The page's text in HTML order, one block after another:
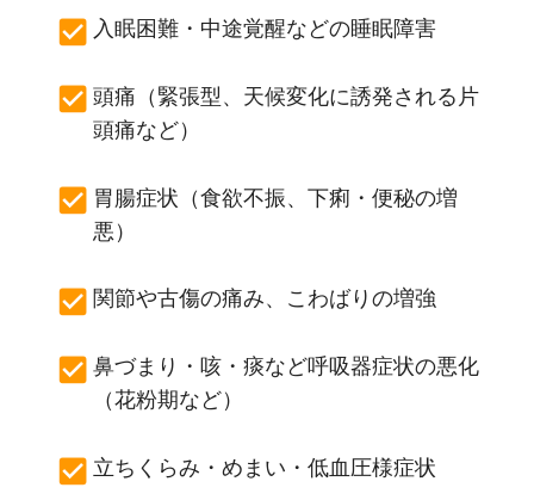
入眠困難・中途覚醒などの睡眠障害
頭痛（緊張型、天候変化に誘発される片
頭痛など）
胃腸症状（食欲不振、下痢・便秘の増
悪）
関節や古傷の痛み、こわばりの増強
鼻づまり・咳・痰など呼吸器症状の悪化
（花粉期など）
立ちくらみ・めまい・低血圧様症状